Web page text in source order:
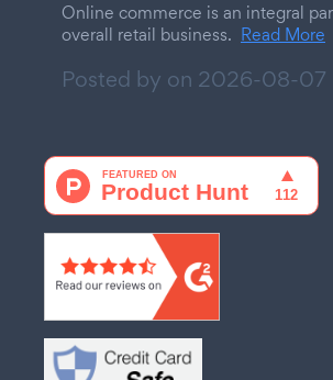
Online commerce is an integral
overall retail business. Read More
Posted by on 2026-08-07